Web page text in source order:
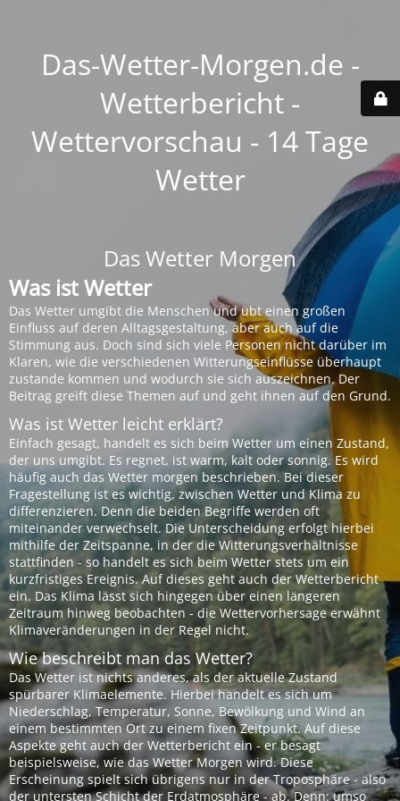
Das-Wetter-Morgen.de -
Wetterbericht -
Wettervorschau - 14 Tage
Wetter
Das Wetter Morgen
Was ist Wetter
Das Wetter umgibt die Menschen und übt einen großen
Einfluss auf deren Alltagsgestaltung, aber auch auf die
Stimmung aus. Doch sind sich viele Personen nicht darüber im
Klaren, wie die verschiedenen Witterungseinflüsse überhaupt
zustande kommen und wodurch sie sich auszeichnen. Der
Beitrag greift diese Themen auf und geht ihnen auf den Grund.
Was ist Wetter leicht erklärt?
Einfach gesagt, handelt es sich beim Wetter um einen Zustand,
der uns umgibt. Es regnet, ist warm, kalt oder sonnig. Es wird
häufig auch das Wetter morgen beschrieben. Bei dieser
Fragestellung ist es wichtig, zwischen Wetter und Klima zu
differenzieren. Denn die beiden Begriffe werden oft
miteinander verwechselt. Die Unterscheidung erfolgt hierbei
mithilfe der Zeitspanne, in der die Witterungsverhältnisse
stattfinden - so handelt es sich beim Wetter stets um ein
kurzfristiges Ereignis. Auf dieses geht auch der Wetterbericht
ein. Das Klima lässt sich hingegen über einen längeren
Zeitraum hinweg beobachten - die Wettervorhersage erwähnt
Klimaveränderungen in der Regel nicht.
Wie beschreibt man das Wetter?
Das Wetter ist nichts anderes, als der aktuelle Zustand
spürbarer Klimaelemente. Hierbei handelt es sich um
Niederschlag, Temperatur, Sonne, Bewölkung und Wind an
einem bestimmten Ort zu einem fixen Zeitpunkt. Auf diese
Aspekte geht auch der Wetterbericht ein - er besagt
beispielsweise, wie das Wetter Morgen wird. Diese
Erscheinung spielt sich übrigens nur in der Troposphäre - also
der untersten Schicht der Erdatmosphäre - ab. Denn: umso